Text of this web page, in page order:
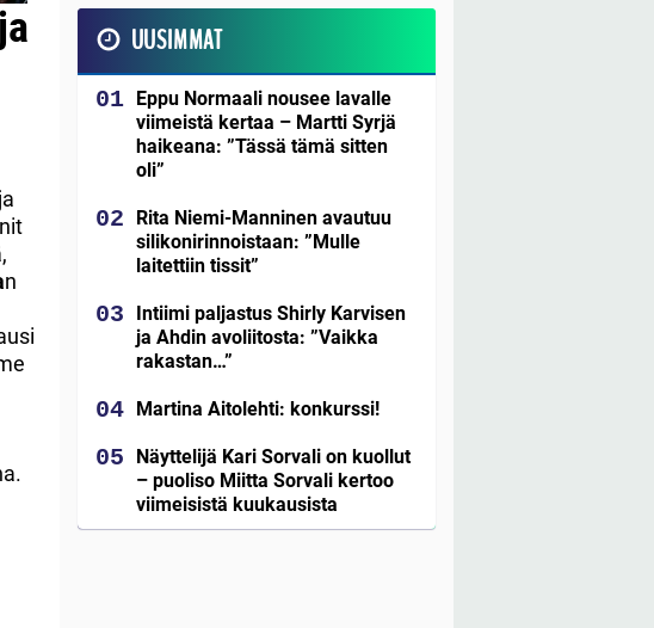
n
UUSIMMAT
Eppu Normaali nousee lavalle
viimeistä kertaa – Martti Syrjä
haikeana: ”Tässä tämä sitten
oli”
Rita Niemi-Manninen avautuu
silikonirinnoistaan: ”Mulle
laitettiin tissit”
Intiimi paljastus Shirly Karvisen
ja Ahdin avoliitosta: ”Vaikka
rakastan…”
Martina Aitolehti: konkurssi!
Näyttelijä Kari Sorvali on kuollut
– puoliso Miitta Sorvali kertoo
viimeisistä kuukausista